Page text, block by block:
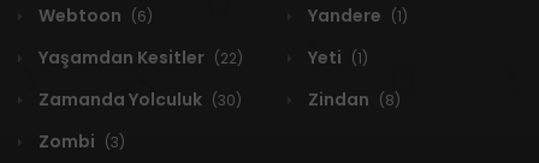
Webtoon (6) Yandere (1)
Yaşamdan Kesitler (22) Yeti (1)
Zamanda Yolculuk (30) Zindan (8)
Zombi (3)